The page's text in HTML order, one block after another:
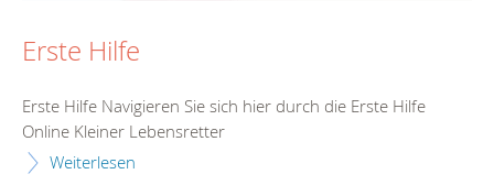
Erste Hilfe
Erste Hilfe Navigieren Sie sich hier durch die Erste Hilfe
Online Kleiner Lebensretter
Weiterlesen